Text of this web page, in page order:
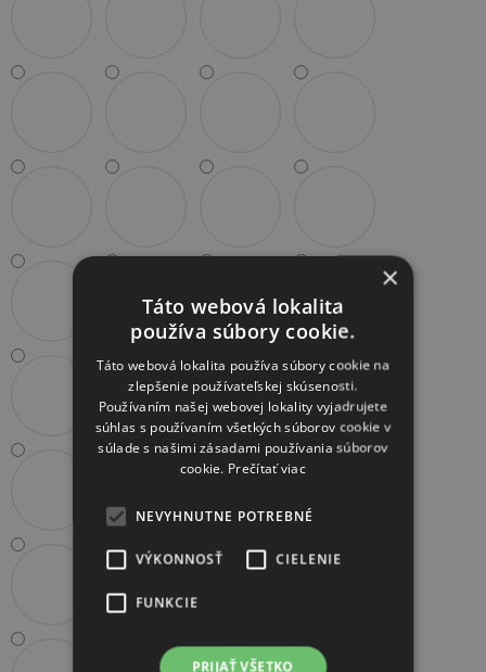
×
Táto webová lokalita
používa súbory cookie.
Táto webová lokalita používa súbory cookie na
zlepšenie používateľskej skúsenosti.
Používaním našej webovej lokality vyjadrujete
súhlas s používaním všetkých súborov cookie v
súlade s našimi zásadami používania súborov
cookie. Prečítať viac
NEVYHNUTNE POTREBNÉ
VÝKONNOSŤ CIELENIE
FUNKCIE
PRIJAŤ VŠETKO